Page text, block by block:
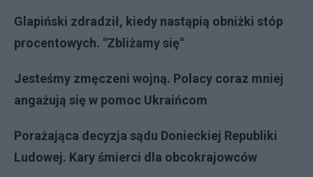
Glapiński zdradził, kiedy nastąpią obniżki stóp
procentowych. "Zbliżamy się"
Jesteśmy zmęczeni wojną. Polacy coraz mniej
angażują się w pomoc Ukraińcom
Porażająca decyzja sądu Donieckiej Republiki
Ludowej. Kary śmierci dla obcokrajowców